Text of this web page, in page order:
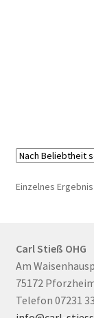
Einzelnes
Carl Stieß OHG
Am
75172
Telefon 07231